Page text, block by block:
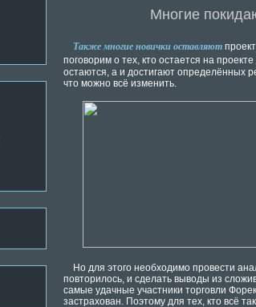
Многие
Также многие новички оставляют
поговорим о тех, кто остается на
остаются, а и достигают определённых
что можно всё изменить.
Но для этого необходимо провести
повторилось, и сделать выводы из
самые удачные участники торговли
застрахован. Поэтому для тех, кто всё